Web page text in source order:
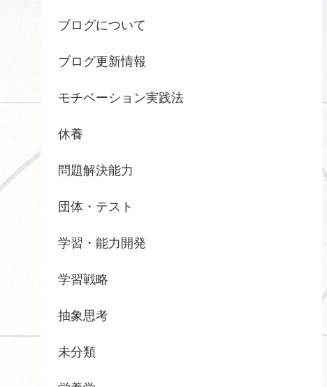
ブログについて
ブログ更新情報
モチベーション実践法
休養
問題解決能力
団体・テスト
学習・能力開発
学習戦略
抽象思考
未分類